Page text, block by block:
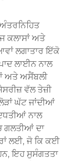
ਕਲਾਸਾਂ ਅਤੇ
ਲਗਾਤਾਰ ਇੱਕੋ
ਲਾਈਨ ਨਾਲ
ਅਤੇ ਅਸੈਂਬਲੀ
ਵੱਲ ਤੇਜ਼ੀ
ਘੱਟ ਜਾਂਦੀਆਂ
ਨਾਲ
ਗਲਤੀਆਂ ਦਾ
ਲਈ, ਜੋ ਕਿ ਕਈ
ਇਹ ਸੁਸੰਗਤਤਾ